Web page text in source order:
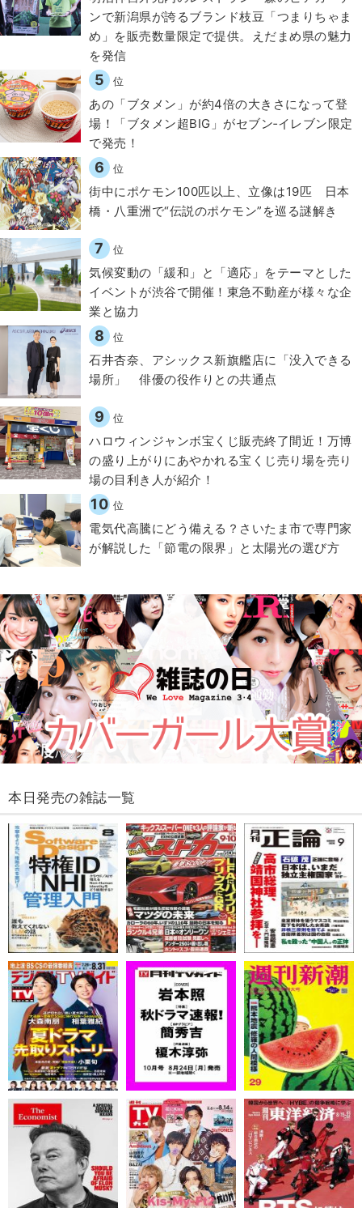
ンで新潟県が誇るブランド枝豆「つまりちゃま
め」を販売数量限定で提供。えだまめ県の魅力
を発信
5 位
あの「ブタメン」が約4倍の大きさになって登
場！「ブタメン超BIG」がセブン‐イレブン限定
で発売！
6 位
街中にポケモン100匹以上、立像は19匹 日本
橋・八重洲で“伝説のポケモン”を巡る謎解き
7 位
気候変動の「緩和」と「適応」をテーマとした
イベントが渋谷で開催！東急不動産が様々な企
業と協力
8 位
石井杏奈、アシックス新旗艦店に「没入できる
場所」 俳優の役作りとの共通点
9 位
ハロウィンジャンボ宝くじ販売終了間近！万博
の盛り上がりにあやかれる宝くじ売り場を売り
場の目利き人が紹介！
10 位
電気代高騰にどう備える？さいたま市で専門家
が解説した「節電の限界」と太陽光の選び方
本日発売の雑誌一覧